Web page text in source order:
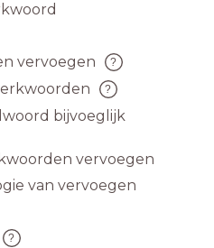
vervoegen
bijvoeglijk
vervoegen
van vervoegen